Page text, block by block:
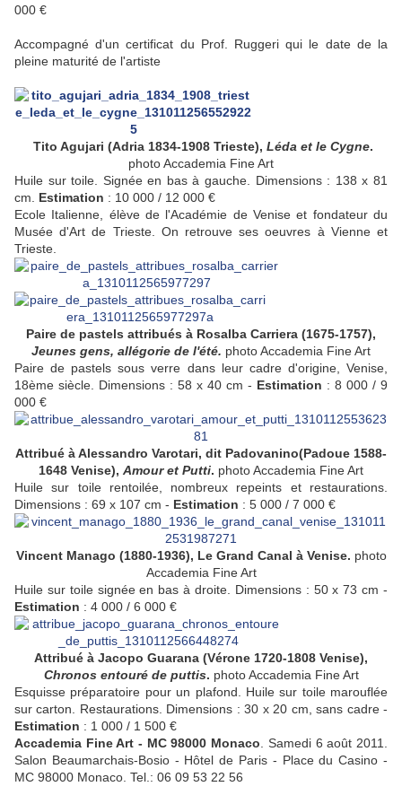
000 €
Accompagné d'un certificat du Prof. Ruggeri qui le date de la
pleine maturité de l'artiste
Tito Agujari (Adria 1834-1908 Trieste), Léda et le Cygne.
photo Accademia Fine Art
Huile sur toile. Signée en bas à gauche. Dimensions : 138 x 81
cm. Estimation : 10 000 / 12 000 €
Ecole Italienne, élève de l'Académie de Venise et fondateur du
Musée d'Art de Trieste. On retrouve ses oeuvres à Vienne et
Trieste.
Paire de pastels attribués à Rosalba Carriera (1675-1757),
Jeunes gens, allégorie de l'été. photo Accademia Fine Art
Paire de pastels sous verre dans leur cadre d'origine, Venise,
18ème siècle. Dimensions : 58 x 40 cm - Estimation : 8 000 / 9
000 €
Attribué à Alessandro Varotari, dit Padovanino(Padoue 1588-
1648 Venise), Amour et Putti. photo Accademia Fine Art
Huile sur toile rentoilée, nombreux repeints et restaurations.
Dimensions : 69 x 107 cm - Estimation : 5 000 / 7 000 €
Vincent Manago (1880-1936), Le Grand Canal à Venise. photo
Accademia Fine Art
Huile sur toile signée en bas à droite. Dimensions : 50 x 73 cm -
Estimation : 4 000 / 6 000 €
Attribué à Jacopo Guarana (Vérone 1720-1808 Venise),
Chronos entouré de puttis. photo Accademia Fine Art
Esquisse préparatoire pour un plafond. Huile sur toile marouflée
sur carton. Restaurations. Dimensions : 30 x 20 cm, sans cadre -
Estimation : 1 000 / 1 500 €
Accademia Fine Art - MC 98000 Monaco . Samedi 6 août 2011.
Salon Beaumarchais-Bosio - Hôtel de Paris - Place du Casino -
MC 98000 Monaco. Tel.: 06 09 53 22 56